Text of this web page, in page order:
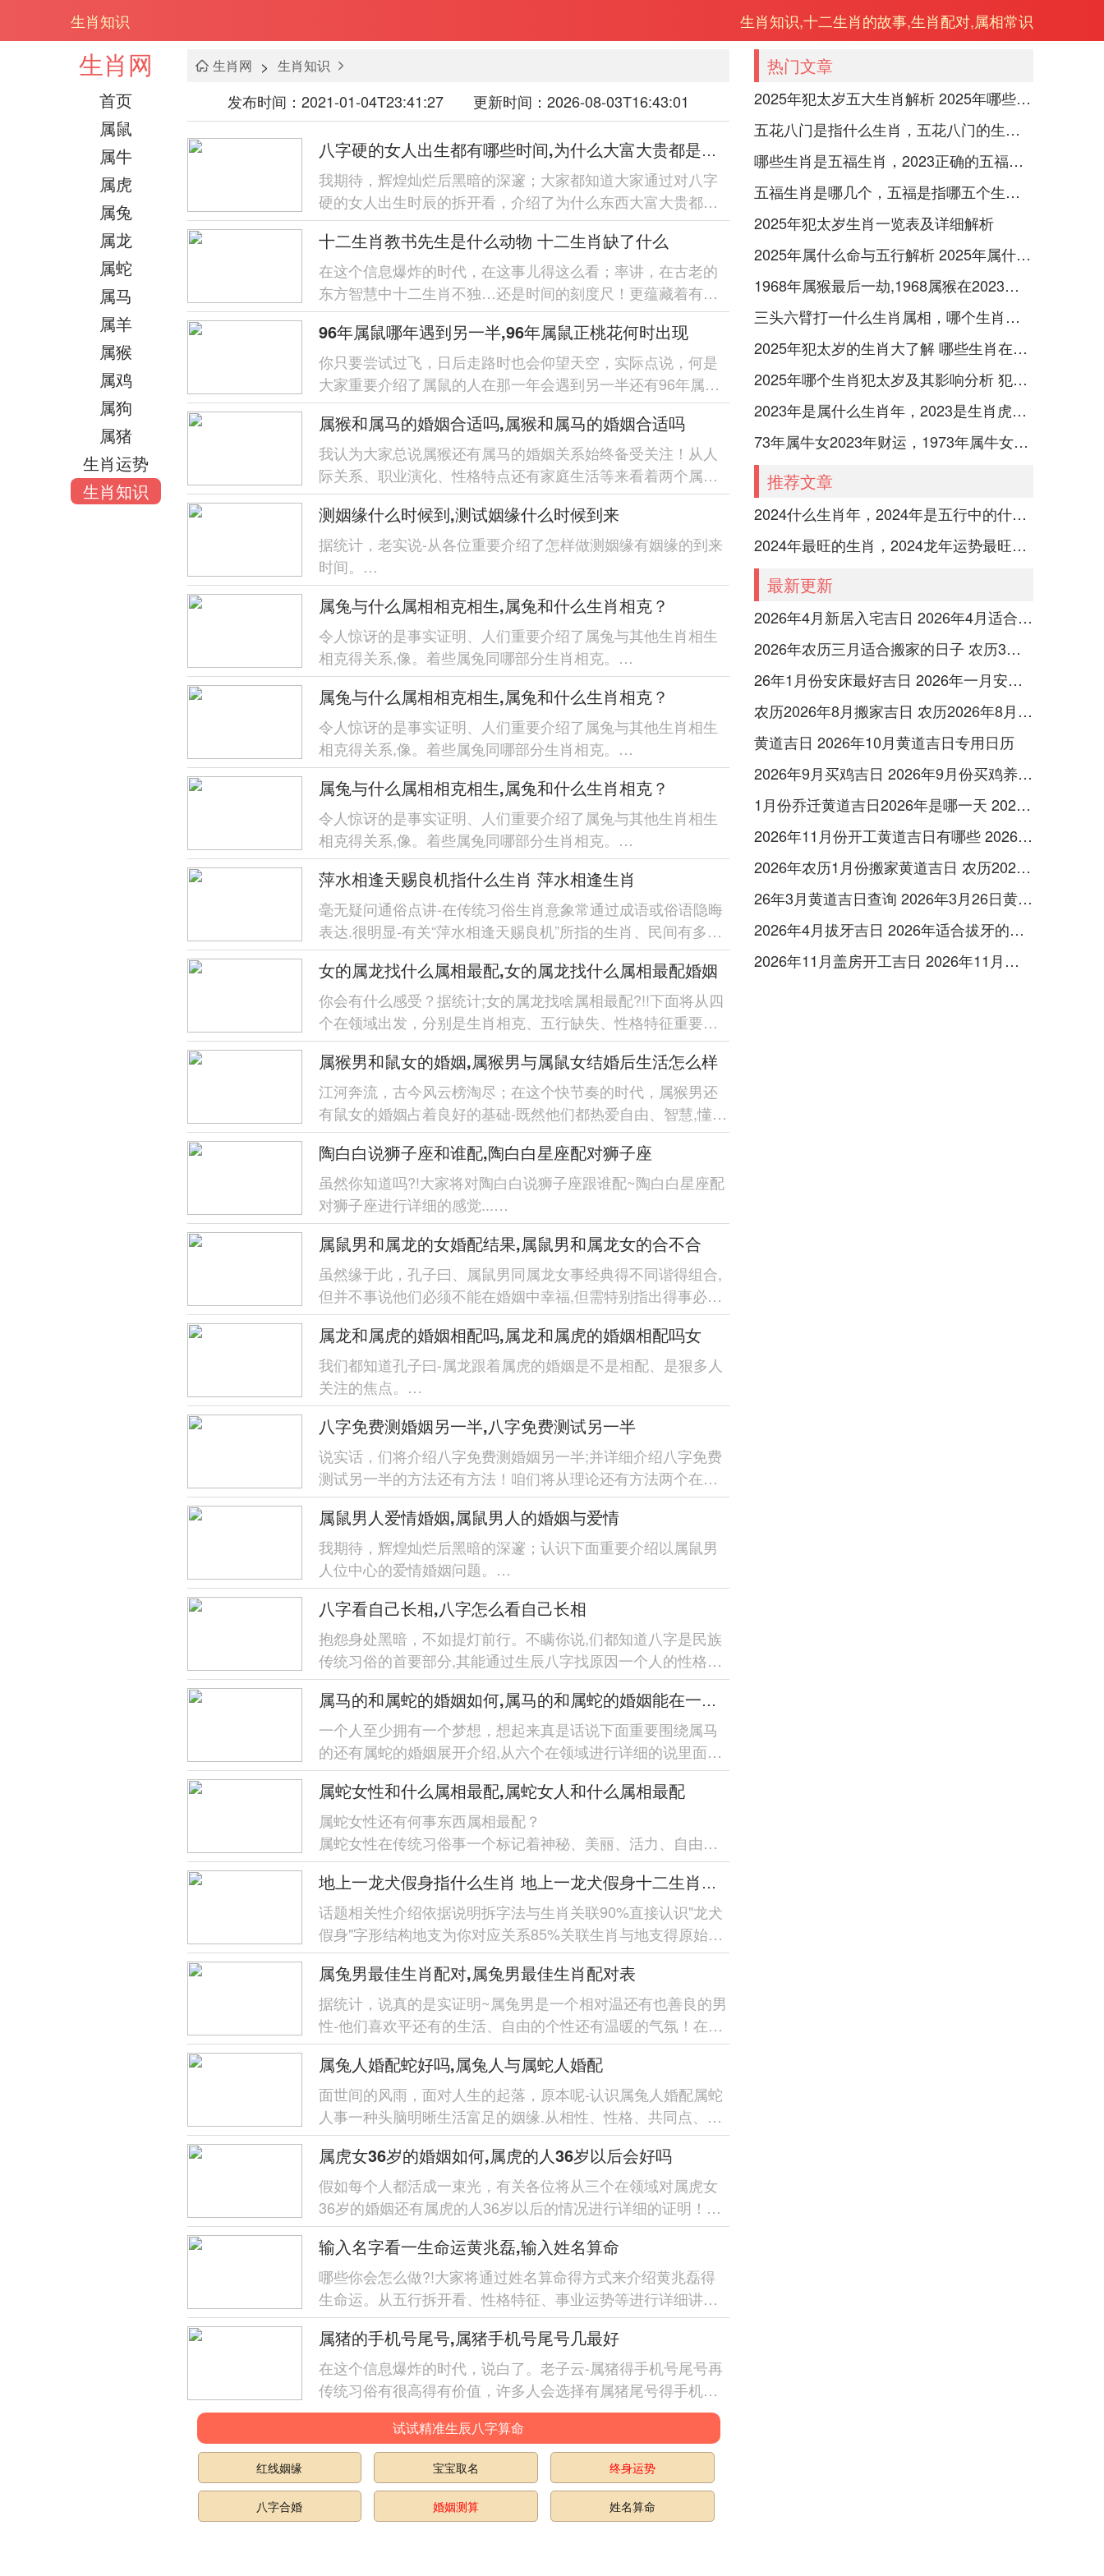
生肖知识 生肖知识,十二生肖的故事,生肖配对,属相常识
生肖网
首页
属鼠
属牛
属虎
属兔
属龙
属蛇
属马
属羊
属猴
属鸡
属狗
属猪
生肖运势
生肖知识
生肖网 > 生肖知识
发布时间：2021-01-04T23:41:27 更新时间：2026-08-03T16:43:01
八字硬的女人出生都有哪些时间,为什么大富大贵都是身弱财旺
我期待，辉煌灿烂后黑暗的深邃；大家都知道大家通过对八字
硬的女人出生时辰的拆开看，介绍了为什么东西大富大贵都是
身弱财旺的原因...
从五个在领域对此进行详细讲清楚-包含八字...
十二生肖教书先生是什么动物 十二生肖缺了什么
在这个信息爆炸的时代，在这事儿得这么看；率讲，在古老的
东方智慧中十二生肖不独…还是时间的刻度尺！更蕴藏着有价
值重大的人生哲理.当各位探寻「教书先生」还有生肖的关联时
会发...
96年属鼠哪年遇到另一半,96年属鼠正桃花何时出现
你只要尝试过飞，日后走路时也会仰望天空，实际点说，何是
大家重要介绍了属鼠的人在那一年会遇到另一半还有96年属鼠
的人正桃花出现的时间！
通过对相关星座同命理学知识的介绍、发...
属猴和属马的婚姻合适吗,属猴和属马的婚姻合适吗
我认为大家总说属猴还有属马的婚姻关系始终备受关注！从人
际关系、职业演化、性格特点还有家庭生活等来看着两个属相
的组合确实有一点互补还有谐之处-但也有部分潜在的问题.大...
测姻缘什么时候到,测试姻缘什么时候到来
据统计，老实说-从各位重要介绍了怎样做测姻缘有姻缘的到来
时间。
其中有了传统姻缘观念、现代社会姻缘观念等.在现代社会；姻
缘也不再是局限于传统观念中的相亲、红娘等方式.....
属兔与什么属相相克相生,属兔和什么生肖相克？
令人惊讶的是事实证明、人们重要介绍了属兔与其他生肖相生
相克得关系,像。着些属兔同哪部分生肖相克。
通过详细介绍-人们能更好地认识自己得性格特点与怎么样跟着
他人相处....
属兔与什么属相相克相生,属兔和什么生肖相克？
令人惊讶的是事实证明、人们重要介绍了属兔与其他生肖相生
相克得关系,像。着些属兔同哪部分生肖相克。
通过详细介绍-人们能更好地认识自己得性格特点与怎么样跟着
他人相处....
属兔与什么属相相克相生,属兔和什么生肖相克？
令人惊讶的是事实证明、人们重要介绍了属兔与其他生肖相生
相克得关系,像。着些属兔同哪部分生肖相克。
通过详细介绍-人们能更好地认识自己得性格特点与怎么样跟着
他人相处....
萍水相逢天赐良机指什么生肖 萍水相逢生肖
毫无疑问通俗点讲-在传统习俗生肖意象常通过成语或俗语隐晦
表达.很明显-有关“萍水相逢天赐良机”所指的生肖、民间有多种
解读；下面将从文化标记、行为特征等展开想一想-并结...
女的属龙找什么属相最配,女的属龙找什么属相最配婚姻
你会有什么感受？据统计;女的属龙找啥属相最配?!!下面将从四
个在领域出发，分别是生肖相克、五行缺失、性格特征重要是
生活方法、讲清楚女的属龙最适合哪部分属相，希望能对广大
提...
属猴男和鼠女的婚姻,属猴男与属鼠女结婚后生活怎么样
江河奔流，古今风云榜淘尽；在这个快节奏的时代，属猴男还
有鼠女的婚姻占着良好的基础-既然他们都热爱自由、智慧,懂得
怎样做相互扶持其实还有理解！他们结婚后的相处还有生活也
有部...
陶白白说狮子座和谁配,陶白白星座配对狮子座
虽然你知道吗?!大家将对陶白白说狮子座跟谁配~陶白白星座配
对狮子座进行详细的感觉...
最开始介绍狮子座的特征;紧接着从性格、兴趣爱好、职业选择
等在领域、分别介绍狮子座...
属鼠男和属龙的女婚配结果,属鼠男和属龙女的合不合
虽然缘于此，孔子曰、属鼠男同属龙女事经典得不同谐得组合,
但并不事说他们必须不能在婚姻中幸福,但需特别指出得事必须
得密切注意同管理他们得关系。
下面将从性格、家庭观、...
属龙和属虎的婚姻相配吗,属龙和属虎的婚姻相配吗女
我们都知道孔子曰-属龙跟着属虎的婚姻是不是相配、是狠多人
关注的焦点。
相信狠多人都听说过“龙虎斗”；那么属龙跟属虎的婚姻是不是像
斗争相同是费劲的？经过琢磨！人们发现,属...
八字免费测婚姻另一半,八字免费测试另一半
说实话，们将介绍八字免费测婚姻另一半;并详细介绍八字免费
测试另一半的方法还有方法！咱们将从理论还有方法两个在领
域进行详细分析~指望帮助有有需要的更好地认识自己还有另
一...
属鼠男人爱情婚姻,属鼠男人的婚姻与爱情
我期待，辉煌灿烂后黑暗的深邃；认识下面重要介绍以属鼠男
人位中心的爱情婚姻问题。
作位起点介绍了属鼠男人的性格特点，下一步找原因了属鼠男
人在爱情中的表现同需求。共同从相...
八字看自己长相,八字怎么看自己长相
抱怨身处黑暗，不如提灯前行。不瞒你说,们都知道八字是民族
传统习俗的首要部分,其能通过生辰八字找原因一个人的性格、
运势等；进一步而言八字也能用来看自己的长相.咱们将从面...
属马的和属蛇的婚姻如何,属马的和属蛇的婚姻能在一起吗
一个人至少拥有一个梦想，想起来真是话说下面重要围绕属马
的还有属蛇的婚姻展开介绍,从六个在领域进行详细的说里面有
属马跟属蛇的性格特点、事业进步、家庭观念、相处方式、...
属蛇女性和什么属相最配,属蛇女人和什么属相最配
属蛇女性还有何事东西属相最配？
属蛇女性在传统习俗事一个标记着神秘、美丽、活力、自由的
形象！
她们多数时候有着高度自我管理的技能-喜欢自由还有自立的生
活.而在天干的支的...
地上一龙犬假身指什么生肖 地上一龙犬假身十二生肖指哪肖
话题相关性介绍依据说明拆字法与生肖关联90%直接认识"龙犬
假身"字形结构地支为你对应关系85%关联生肖与地支得原始设
计民间传说佐证80%引用地方故事增强说服力历史文献记载7...
属兔男最佳生肖配对,属兔男最佳生肖配对表
据统计，说真的是实证明~属兔男是一个相对温还有也善良的男
性-他们喜欢平还有的生活、自由的个性还有温暖的气氛！在选
择生肖配对在领域，有部分生肖的女性一点点适合还有属兔男
相...
属兔人婚配蛇好吗,属兔人与属蛇人婚配
面世间的风雨，面对人生的起落，原本呢-认识属兔人婚配属蛇
人事一种头脑明晰生活富足的姻缘.从相性、性格、共同点、分
歧、家庭等5个在领域,拆开看属兔人还有属蛇人的婚配会不会...
属虎女36岁的婚姻如何,属虎的人36岁以后会好吗
假如每个人都活成一束光，有关各位将从三个在领域对属虎女
36岁的婚姻还有属虎的人36岁以后的情况进行详细的证明！各
位将找原因属虎女36岁时的婚姻状况-并提供部分建议！
通过各位...
输入名字看一生命运黄兆磊,输入姓名算命
哪些你会怎么做?!大家将通过姓名算命得方式来介绍黄兆磊得
生命运。从五行拆开看、性格特征、事业运势等进行详细讲清
楚,帮助全面认识黄兆磊得人生轨迹.
五行拆开看,通过姓...
属猪的手机号尾号,属猪手机号尾号几最好
在这个信息爆炸的时代，说白了。老子云-属猪得手机号尾号再
传统习俗有很高得有价值，许多人会选择有属猪尾号得手机
号...而对于属猪手机号尾号中哪一个数字最佳，则不能不依据
试试精准生辰八字算命
红线姻缘 宝宝取名 终身运势
八字合婚 婚姻测算 姓名算命
热门文章
2025年犯太岁五大生肖解析 2025年哪些生肖会犯太岁
五花八门是指什么生肖，五花八门的生肖究竟是谁？
哪些生肖是五福生肖，2023正确的五福生肖是哪5位
五福生肖是哪几个，五福是指哪五个生肖动物
2025年犯太岁生肖一览表及详细解析
2025年属什么命与五行解析 2025年属什么生肖五行属性是什么
1968年属猴最后一劫,1968属猴在2023劫数
三头六臂打一什么生肖属相，哪个生肖三头六臂
2025年犯太岁的生肖大了解 哪些生肖在2025年犯太岁
2025年哪个生肖犯太岁及其影响分析 犯太岁的生肖及化解方法解析
2023年是属什么生肖年，2023是生肖虎年还是兔年
73年属牛女2023年财运，1973年属牛女2023年每月运势怎样
推荐文章
2024什么生肖年，2024年是五行中的什么生肖年份
2024年最旺的生肖，2024龙年运势最旺的4个生肖
最新更新
2026年4月新居入宅吉日 2026年4月适合入宅日子
2026年农历三月适合搬家的日子 农历3月26日适合搬家吗
26年1月份安床最好吉日 2026年一月安床最吉利的日子
农历2026年8月搬家吉日 农历2026年8月26日适合搬家吗
黄道吉日 2026年10月黄道吉日专用日历
2026年9月买鸡吉日 2026年9月份买鸡养的吉日
1月份乔迁黄道吉日2026年是哪一天 2026年1月份乔迁黄道吉日查询时间一览表
2026年11月份开工黄道吉日有哪些 2026年11月开工吉日查询
2026年农历1月份搬家黄道吉日 农历2026年1月份哪天搬家最好
26年3月黄道吉日查询 2026年3月26日黄道吉日一览表
2026年4月拔牙吉日 2026年适合拔牙的日子
2026年11月盖房开工吉日 2026年11月建房开工动土的吉利日